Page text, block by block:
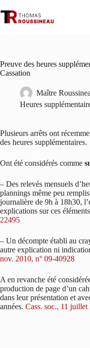
au
contenu
Preuve des heures
Cassation
Maître
Heures
Plusieurs arrêts ont
des heures supplémentaires.
Ont été considérés comme
– Des relevés mensuels
plannings même peu
journalière de 9h à 18h30,
explications sur ces
22495
– Un décompte établi au
autre explication ni
nov. 2010, n° 09-40928
A en revanche été
production de page d’un
dans leur présentation et
années. Cass. soc., 11